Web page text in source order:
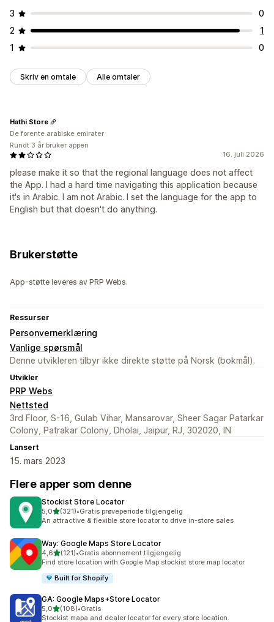
3
0
2
1
1
0
Skriv en omtale Alle omtaler
16. juli 2026
please make it so that the regional language does not affect
the App. I had a hard time navigating this application because
it's in Arabic. I am not Arabic. I set the language for the app to
English but that doesn't do anything.
Hathi Store
De forente arabiske emirater
Rundt 3 år bruker appen
Brukerstøtte
App-støtte leveres av PRP Webs.
Ressurser
Personvernerklæring
Vanlige spørsmål
Denne utvikleren tilbyr ikke direkte støtte på Norsk (bokmål).
Utvikler
PRP Webs
Nettsted
3rd Floor, S-16, Gulab Vihar, Mansarovar, Sheer Sagar Patarkar
Colony, Patrakar Colony, Dholai, Jaipur, RJ, 302020, IN
Lansert
15. mars 2023
Flere apper som denne
Stockist Store Locator
5,0av 5 stjerner
(321)
Totalt 321 omtaler
•Gratis prøveperiode tilgjengelig
An attractive & flexible store locator to drive in-store sales
Way: Google Maps Store Locator
4,6av 5 stjerner
(121)
Totalt 121 omtaler
•Gratis abonnement tilgjengelig
Find store location with Google Map stockist store map locator
Built for Shopify
GA: Google Maps+Store Locator
5,0av 5 stjerner
(108)
Totalt 108 omtaler
•Gratis
Stockist mapa and dealer locator for every store location.